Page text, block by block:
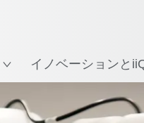
イノベーションと
すべてのシ